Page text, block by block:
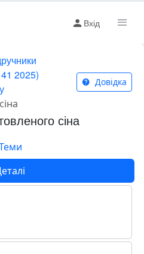
Вхід
2025)
Довідка
сіна